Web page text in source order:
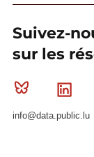
Suivez-
sur les
Bluesky
info@data.public.lu